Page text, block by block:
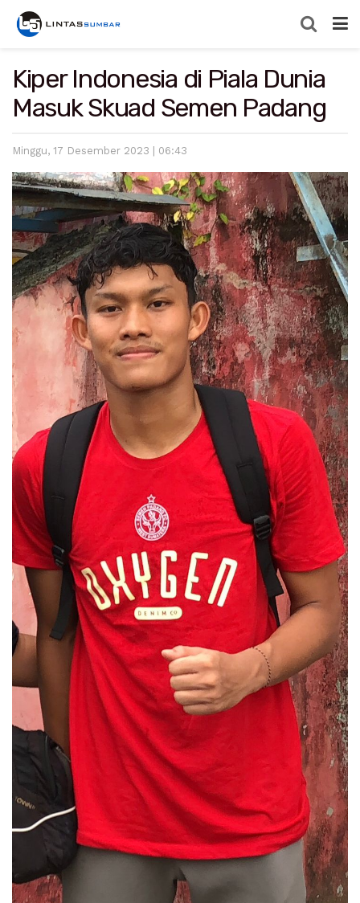
Kiper Indonesia di Piala Dunia
Masuk Skuad Semen Padang
Minggu, 17 Desember 2023 | 06:43